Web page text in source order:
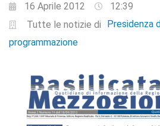
16 Aprile 2012
12:39
Tutte le notizie di
Presidenza
programmazione